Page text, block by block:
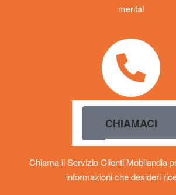
merita!
CHIAMACI
Chiama il Servizio Clienti Mobilandia
informazioni che desideri